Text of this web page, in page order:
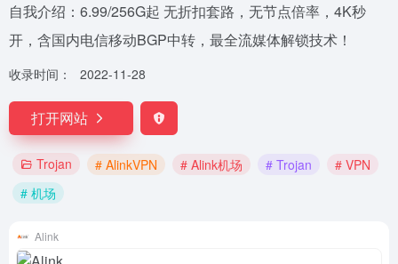
自我介绍：6.99/256G起 无折扣套路，无节点倍率，4K秒
开，含国内电信移动BGP中转，最全流媒体解锁技术！
收录时间： 2022-11-28
打开网站
Trojan # AlinkVPN # Alink机场 # Trojan
# VPN
# 机场
Alink